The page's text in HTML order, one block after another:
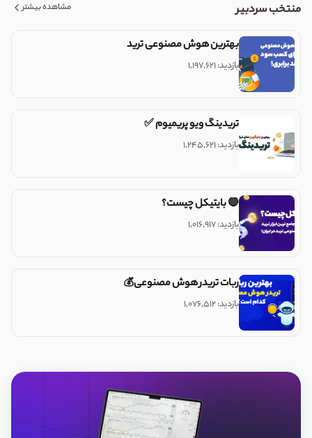
منتخب سردبیر مشاهده بیشتر
بهترین هوش مصنوعی ترید
بازدید: ۱,۱۹۷,۶۲۱
تریدینگ ویو پریمیوم ✅
بازدید: ۱,۲۴۵,۶۲۱
🔴 بایتیکل چیست؟
بازدید: ۱,۰۱۶,۹۱۷
ربات تریدر هوش مصنوعی💰
بازدید: ۱,۰۷۶,۵۱۲